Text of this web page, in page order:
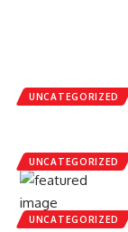
UNCATEGORIZED
UNCATEGORIZED
UNCATEGORIZED